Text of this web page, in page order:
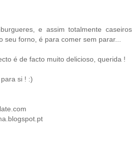
e assim totalmente caseiros
seu forno, é para comer sem parar...
é de facto muito delicioso, querida !
si ! :)